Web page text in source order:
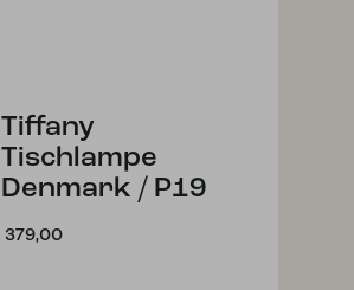
Tiffany
Tischlampe
Denmark / P19
379,00